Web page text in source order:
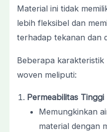
Material ini tidak
lebih fleksibel dan
terhadap tekanan dan
Beberapa
woven meliputi:
Permeabilitas Tinggi
Memungkinkan
material dengan